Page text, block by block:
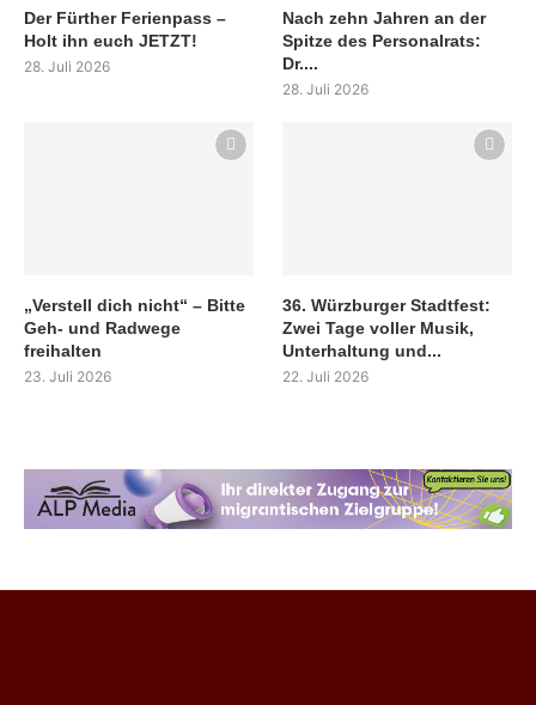
Der Fürther Ferienpass –
Holt ihn euch JETZT!
28. Juli 2026
Nach zehn Jahren an der
Spitze des Personalrats:
Dr....
28. Juli 2026
„Verstell dich nicht“ – Bitte
Geh- und Radwege
freihalten
23. Juli 2026
36. Würzburger Stadtfest:
Zwei Tage voller Musik,
Unterhaltung und...
22. Juli 2026